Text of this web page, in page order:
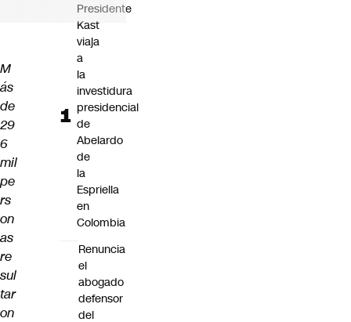
M
ás
de
29
6
mil
pe
rs
on
as
re
sul
tar
on
Presidente
Kast
viaja
a
la
investidura
presidencial
de
Abelardo
de
la
Espriella
en
Colombia
Renuncia
el
abogado
defensor
del